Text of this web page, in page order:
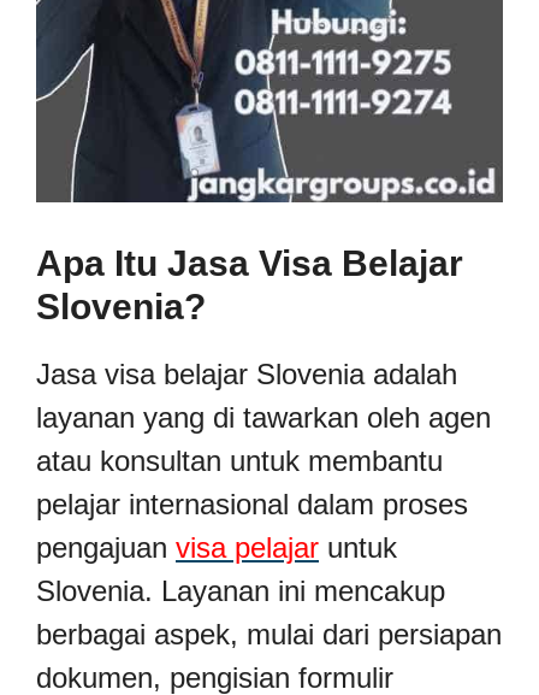
Apa Itu Jasa Visa Belajar
Slovenia?
Jasa visa belajar Slovenia adalah
layanan yang di tawarkan oleh agen
atau konsultan untuk membantu
pelajar internasional dalam proses
pengajuan visa pelajar untuk
Slovenia. Layanan ini mencakup
berbagai aspek, mulai dari persiapan
dokumen, pengisian formulir